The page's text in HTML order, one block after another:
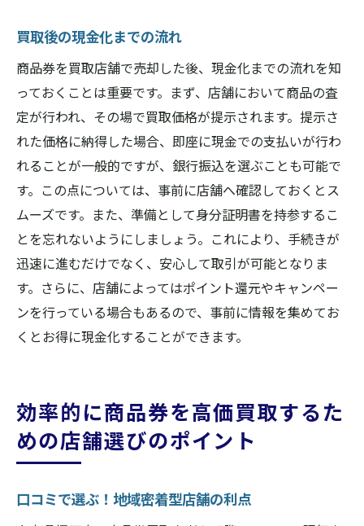
店舗の信頼性が買取に与える影響
高価買取を支えたスタッフの対応
成功体験を次回に活かすためのヒント
買取後の現金化までの流れ
商品券を買取店舗で売却した後、現金化までの流れを知
っておくことは重要です。まず、店舗において商品の査
定が行われ、その場で買取価格が提示されます。提示さ
れた価格に納得した場合、即座に現金での支払いが行わ
れることが一般的ですが、銀行振込を選ぶことも可能で
す。この点については、事前に店舗へ確認しておくとス
ムーズです。また、準備として身分証明書を持参するこ
とを忘れないようにしましょう。これにより、手続きが
迅速に進むだけでなく、安心して取引が可能となりま
す。さらに、店舗によってはポイント還元やキャンペー
ンを行っている場合もあるので、事前に情報を集めてお
くとお得に現金化することができます。
効率的に商品券を高価買取するた
めの店舗選びのポイント
口コミで選ぶ！地域密着型店舗の利点